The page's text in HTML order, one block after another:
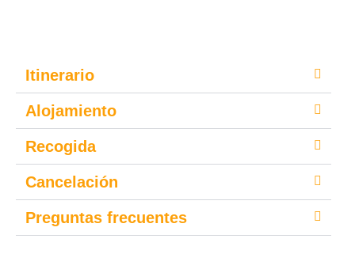
Itinerario
Alojamiento
Recogida
Cancelación
Preguntas frecuentes